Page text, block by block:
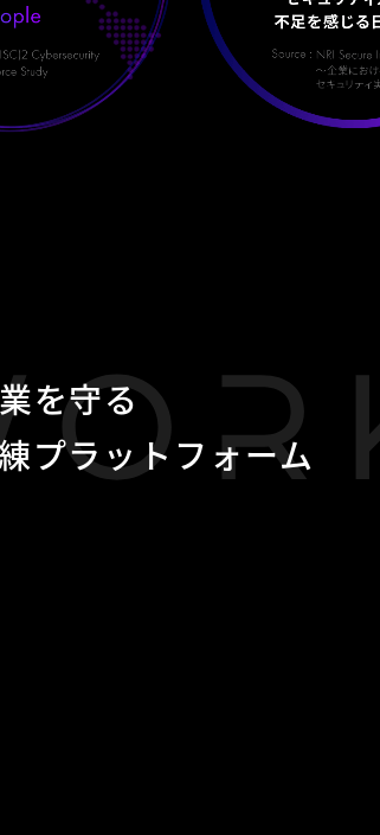
を守る
プラットフォーム